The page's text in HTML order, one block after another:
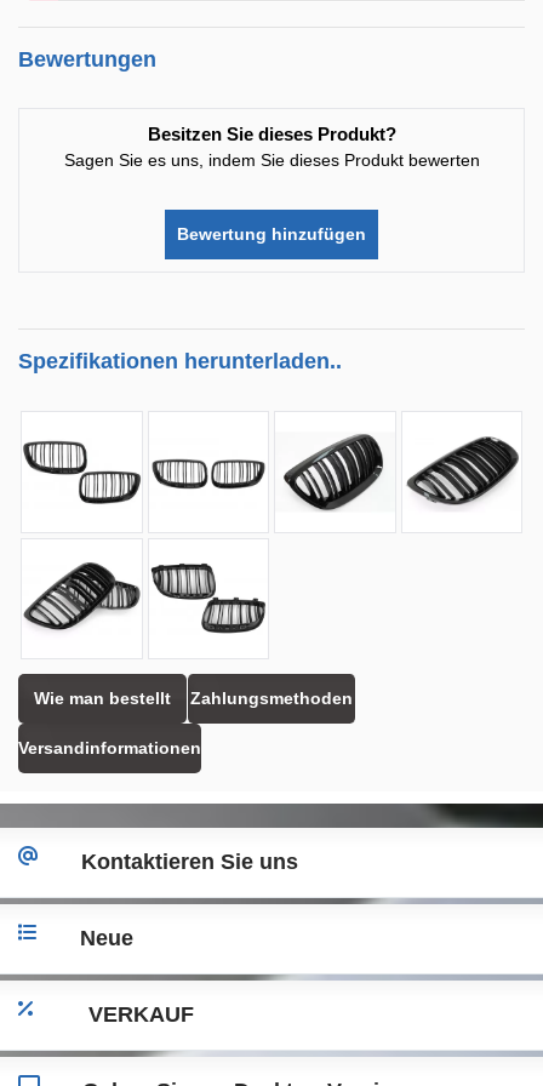
Bewertungen
Besitzen Sie dieses Produkt?
Sagen Sie es uns, indem Sie dieses Produkt bewerten
Bewertung hinzufügen
Spezifikationen herunterladen..
Wie man bestellt Zahlungsmethoden
Versandinformationen
Kontaktieren Sie uns
Neue
VERKAUF